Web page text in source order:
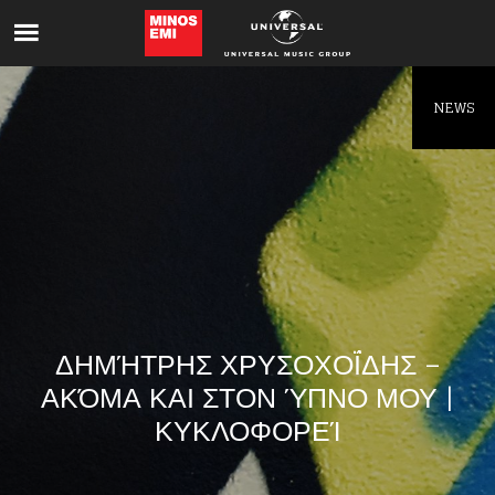
ΔΗΜΉΤΡΗΣ ΧΡΥΣΟΧΟΪ́ΔΗΣ – ΑΚ
ΌΜΑ ΚΑΙ ΣΤΟΝ ΎΠΝΟ ΜΟΥ | ΚΥ
ΚΛΟΦΟΡΕΊ
NEWS
Like being first?
Get news from your favorite artists before
everyone else.